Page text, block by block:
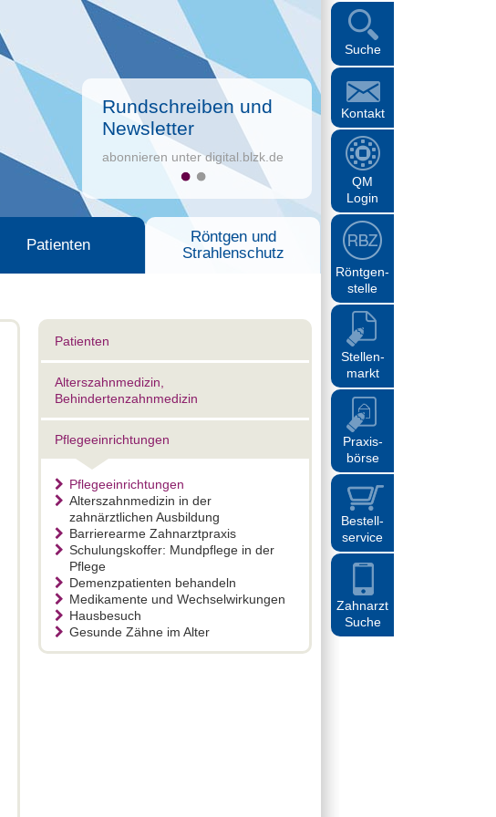
Suche
Kontakt
QM
Login
Röntgen-
stelle
Stellen-
markt
Praxis-
börse
Bestell-
service
Zahnarzt
Suche
Rundschreiben und
Newsletter
abonnieren unter digital.blzk.de
Patienten
Röntgen und
Strahlenschutz
Patienten
Alterszahnmedizin,
Behindertenzahnmedizin
Pflegeeinrichtungen
Pflegeeinrichtungen
Alterszahnmedizin in der
zahnärztlichen Ausbildung
Barrierearme Zahnarztpraxis
Schulungskoffer: Mundpflege in der
Pflege
Demenzpatienten behandeln
Medikamente und Wechselwirkungen
Hausbesuch
Gesunde Zähne im Alter